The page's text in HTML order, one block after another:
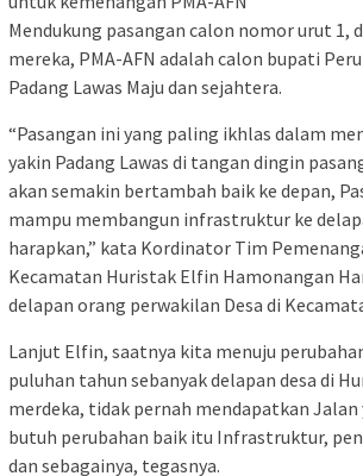
Mendukung pasangan calon nomor urut 1,
mereka, PMA-AFN adalah calon bupati
Padang Lawas Maju dan sejahtera.
“Pasangan ini yang paling ikhlas dalam
yakin Padang Lawas di tangan dingin
akan semakin bertambah baik ke depan,
mampu membangun infrastruktur ke
harapkan,” kata Kordinator Tim
Kecamatan Huristak Elfin Hamonangan
delapan orang perwakilan Desa di
Lanjut Elfin, saatnya kita menuju
puluhan tahun sebanyak delapan desa di
merdeka, tidak pernah mendapatkan Jalan
butuh perubahan baik itu Infrastruktur,
dan sebagainya, tegasnya.